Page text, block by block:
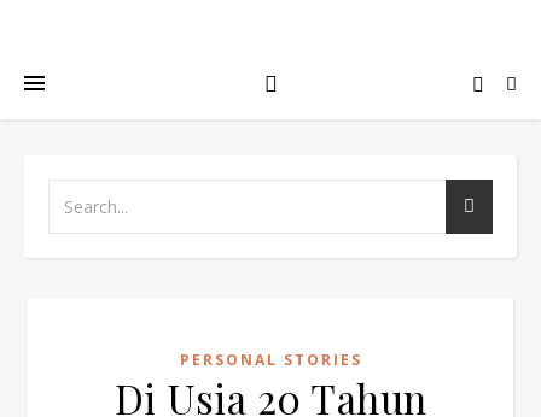
PERSONAL STORIES
Di Usia 20 Tahun